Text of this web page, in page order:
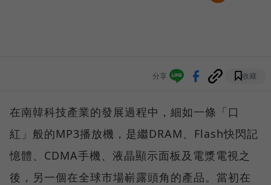
分享 收藏
在南韓科技產業的發展過程中，細如一條「口
紅」般的MP3播放機，是繼DRAM、Flash快閃記
憶體、CDMA手機、液晶顯示面板及電漿電視之
後，另一個在全球市場嶄露頭角的產品。當初在